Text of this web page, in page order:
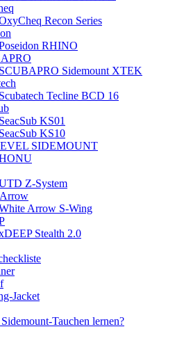
Recon Series
RHINO
SCUBAPRO Sidemount XTEK
Scubatech Tecline BCD 16
SeacSub KS01
SeacSub KS10
SIDEMOUNT
Z-System
Arrow S-Wing
Stealth 2.0
Jacket
Tauchen lernen?